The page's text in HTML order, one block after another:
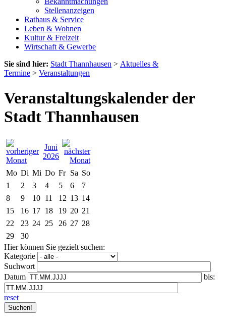
Stellenanzeigen
Rathaus & Service
Leben & Wohnen
Kultur & Freizeit
Wirtschaft & Gewerbe
Sie sind hier: Stadt Thannhausen > Aktuelles &
Termine > Veranstaltungen
Veranstaltungskalender der
Stadt Thannhausen
Juni
2026
Mo Di Mi Do Fr Sa So
1
2 3 4 5 6
7
8
9 10 11 12 13 14
15
16 17 18 19 20 21
22
23 24 25 26 27 28
29
30
Hier können Sie gezielt suchen:
Kategorie
Suchwort
Datum
bis:
reset